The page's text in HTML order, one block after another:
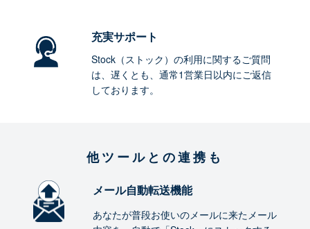
充実サポート
Stock（ストック）の利用に関するご質問
は、遅くとも、通常1営業日以内にご返信
しております。
他ツールとの連携も
メール自動転送機能
あなたが普段お使いのメールに来たメール